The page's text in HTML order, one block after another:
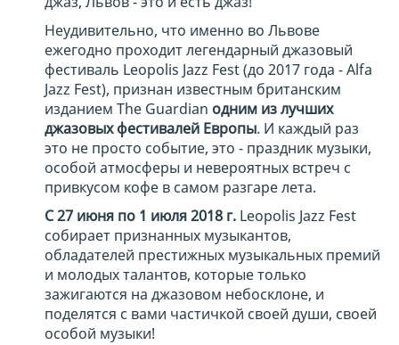
Неудивительно, что именно во Львове
ежегодно проходит легендарный джазовый
фестиваль Leopolis Jazz Fest (до 2017 года - Alfa
Jazz Fest), признан известным британским
изданием The Guardian одним из лучших
джазовых фестивалей Европы. И каждый раз
это не просто событие, это - праздник музыки,
особой атмосферы и невероятных встреч с
привкусом кофе в самом разгаре лета.
С 27 июня по 1 июля 2018 г. Leopolis Jazz Fest
собирает признанных музыкантов,
обладателей престижных музыкальных премий
и молодых талантов, которые только
зажигаются на джазовом небосклоне, и
поделятся с вами частичкой своей души, своей
особой музыки!